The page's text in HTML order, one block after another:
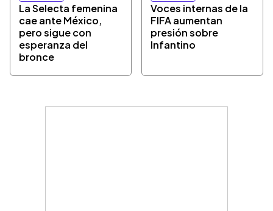
La Selecta femenina
cae ante México,
pero sigue con
esperanza del
bronce
Voces internas de la
FIFA aumentan
presión sobre
Infantino